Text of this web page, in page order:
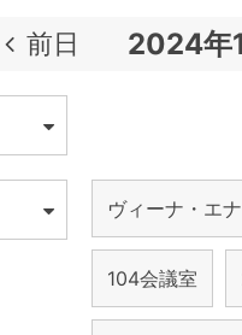
前日
ヴィーナ・エ
104会議室